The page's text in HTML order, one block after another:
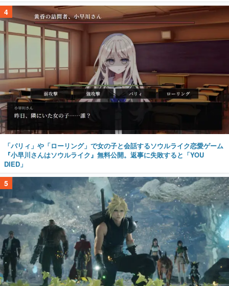
4
「パリィ」や「ローリング」で女の子と会話するソウルライク恋愛ゲーム
『小早川さんはソウルライク』無料公開。返事に失敗すると「YOU
DIED」
5